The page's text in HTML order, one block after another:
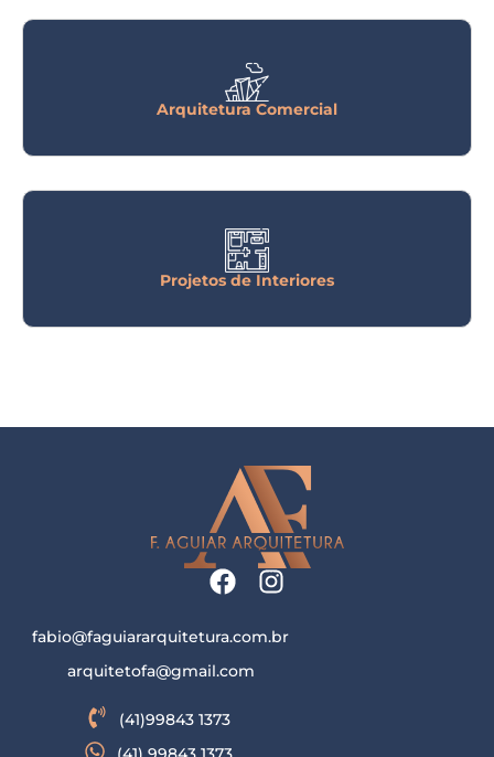
Arquitetura Comercial
Projetos de Interiores
fabio@faguiararquitetura.com.br
arquitetofa@gmail.com
(41)99843 1373